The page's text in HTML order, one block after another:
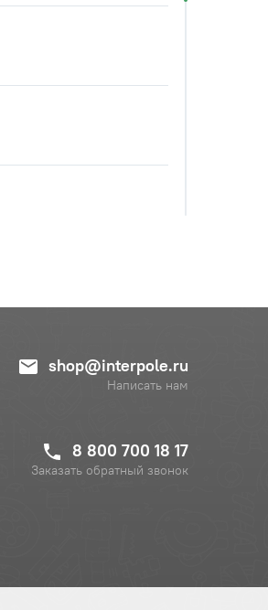
shop@interpole.ru
Написать нам
8 800 700 18 17
Заказать обратный звонок